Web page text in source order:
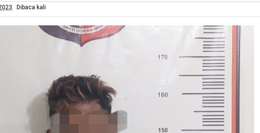
Dibaca kali